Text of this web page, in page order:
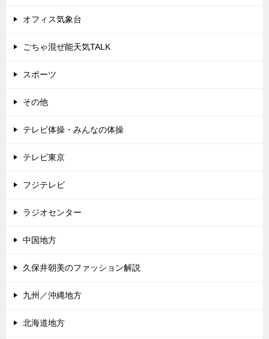
オフィス気象台
ごちゃ混ぜ能天気TALK
スポーツ
その他
テレビ体操・みんなの体操
テレビ東京
フジテレビ
ラジオセンター
中国地方
久保井朝美のファッション解説
九州／沖縄地方
北海道地方